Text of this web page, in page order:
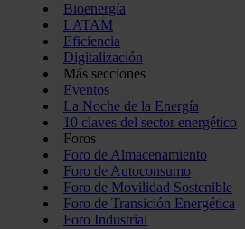
Bioenergía
LATAM
Eficiencia
Digitalización
Más secciones
Eventos
La Noche de la Energía
10 claves del sector energético
Foros
Foro de Almacenamiento
Foro de Autoconsumo
Foro de Movilidad Sostenible
Foro de Transición Energética
Foro Industrial